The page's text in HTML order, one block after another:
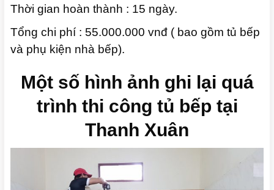
Thời gian hoàn thành : 15 ngày.
Tổng chi phí : 55.000.000 vnđ ( bao gồm tủ bếp
và phụ kiện nhà bếp).
Một số hình ảnh ghi lại quá
trình thi công tủ bếp tại
Thanh Xuân